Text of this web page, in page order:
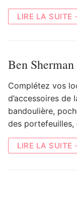
LIRE LA SUITE
Ben
Complétez vos
d’accessoires de
bandoulière,
des
LIRE LA SUITE